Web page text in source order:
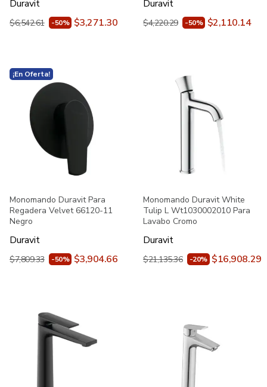
Duravit
$6,542.61 -50% $3,271.30
Duravit
$4,220.29 -50% $2,110.14
¡En Oferta!
Monomando Duravit Para
Regadera Velvet 66120-11
Negro
Duravit
$7,809.33 -50% $3,904.66
Monomando Duravit White
Tulip L Wt1030002010 Para
Lavabo Cromo
Duravit
$21,135.36 -20% $16,908.29